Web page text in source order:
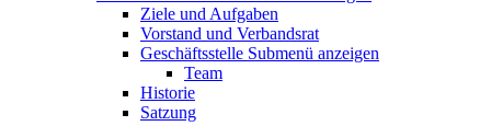
Ziele und Aufgaben
Vorstand und Verbandsrat
Geschäftsstelle Submenü anzeigen
Team
Historie
Satzung